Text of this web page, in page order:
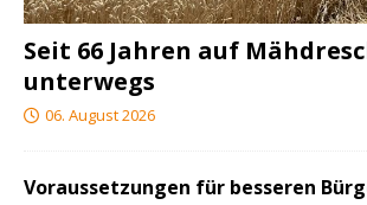
Seit 66 Jahren auf
unterwegs
06. August 2026
Voraussetzungen für besseren